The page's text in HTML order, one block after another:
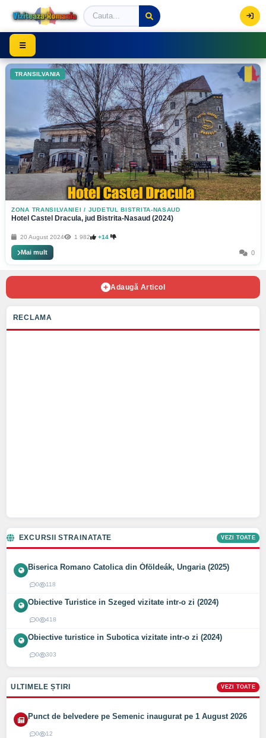
Viziteaza Romania | Obiective Turistice | Trasee
☰
TRANSILVANIA
ZONA TRANSILVANIEI / JUDETUL BISTRITA-NASAUD
Hotel Castel Dracula, jud Bistrita-Nasaud (2024)
20 August 2024 1 982 +14
Mai mult 0
Adaugă Articol
RECLAMA
EXCURSII STRAINATATE VEZI TOATE
Biserica Romano Catolica din Óföldeák, Ungaria (2025)
0 118
Obiective Turistice in Szeged vizitate intr-o zi (2024)
0 418
Obiective turistice in Subotica vizitate intr-o zi (2024)
0 303
ULTIMELE ȘTIRI VEZI TOATE
Punct de belvedere pe Semenic inaugurat pe 1 August 2026
0 12